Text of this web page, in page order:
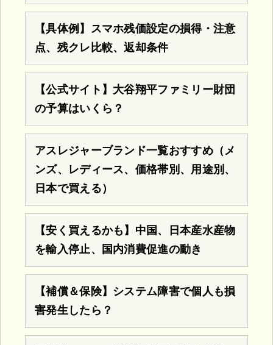
【具体例】スマホ残価設定の損得・注意
点、残クレ比較、返却条件
【公式サイト】大谷翔平ファミリー財団
の予算はいくら？
アスレジャーブランド一覧おすすめ（メ
ンズ、レディース、価格帯別、用途別、
日本で買える）
【安く買えるかも】中国、日本産水産物
を輸入停止、国内消費促進の動き
【補償＆保険】システム障害で個人も損
害発生したら？